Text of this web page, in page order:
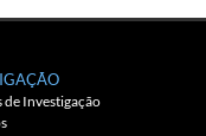
de Investigação